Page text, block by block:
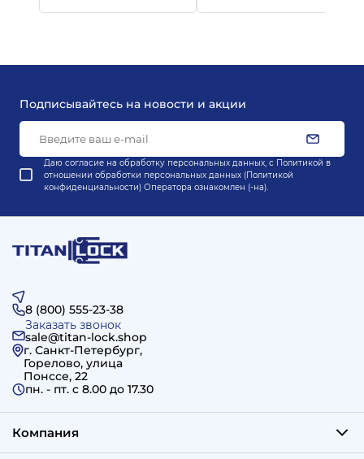
Подписывайтесь на новости и акции
Даю согласие на обработку персональных данных, с Политикой в
отношении обработки персональных данных (Политикой
конфиденциальности) Оператора ознакомлен (-на).
8 (800) 555-23-38
Заказать звонок
sale@titan-lock.shop
г. Санкт-Петербург,
Горелово, улица
Понссе, 22
пн. - пт. c 8.00 до 17.30
Компания